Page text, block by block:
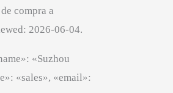
compra a
2026-06-04.
«Suzhou
«sales», «email»: